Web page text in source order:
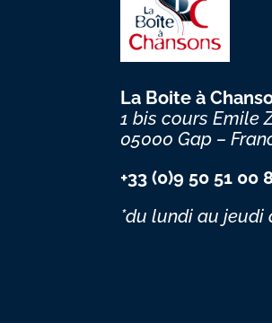
La Boite à
1 bis cours Emile
05000 Gap –
+33 (0)9 50 51 00
*du lundi au jeudi